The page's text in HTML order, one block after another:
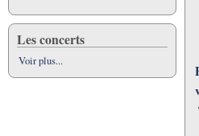
Les concerts
Voir plus...